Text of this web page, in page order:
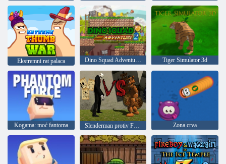
Ekstremni rat palaca Dino Squad Adventure 2 Tiger Simulator 3d
Kogama: moć fantoma Slenderman protiv Freddieja Fazbera Zona crva